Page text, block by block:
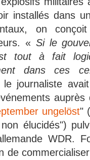
installés dans
on
« Si le
tout à fait
dans ces
journaliste
auprès
ungelöst"
élucidés")
WDR.
de